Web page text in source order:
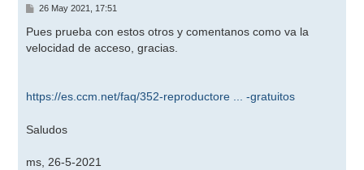
M
n
s
a
26 May 2021, 17:51
Pues prueba con estos otros y comentanos como va la
velocidad de acceso, gracias.
https://es.ccm.net/faq/352-reproductore ... -gratuitos
Saludos
ms, 26-5-2021